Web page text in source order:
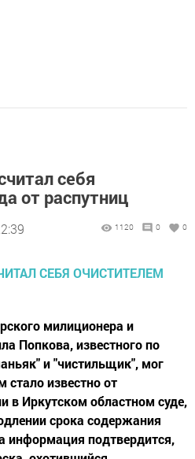
себя
от распутниц
1120 0 0
милиционера и
Попкова, известного по
и "чистильщик", мог
стало известно от
в Иркутском областном суде,
срока содержания
информация подтвердится,